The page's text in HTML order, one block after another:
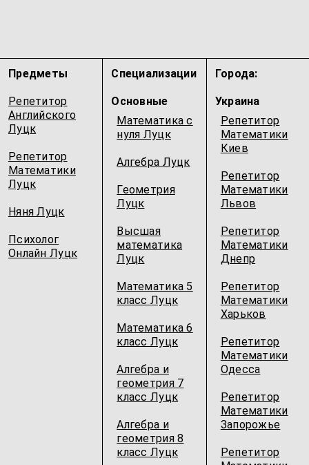
Предметы
Репетитор
Английского
Луцк
Репетитор
Математики
Луцк
Няня Луцк
Психолог
Онлайн Луцк
Специализации
Основные
Математика с
нуля Луцк
Алгебра Луцк
Геометрия
Луцк
Высшая
математика
Луцк
Математика 5
класс Луцк
Математика 6
класс Луцк
Алгебра и
геометрия 7
класс Луцк
Алгебра и
геометрия 8
класс Луцк
Города:
Украина
Репетитор
Математики
Киев
Репетитор
Математики
Львов
Репетитор
Математики
Днепр
Репетитор
Математики
Харьков
Репетитор
Математики
Одесcа
Репетитор
Математики
Запорожье
Репетитор